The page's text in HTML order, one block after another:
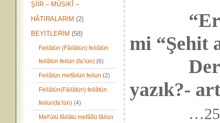
ŞİİR – MÙSIKÎ –
HÂTIRALARIM (2)
BEYİTLERİM (58)
Feilâtün (Fâilâtün) feilâtün
feilâtün feilün (fa’lün) (6)
Feilâtün mefâilün feilün (2)
Feilâtün(Fâilâtün) feilâtün
feilün(fa’lün) (4)
Mef’ùlü fâilâtü mefâîlü fâilün
mi “Şehit
yazık?-